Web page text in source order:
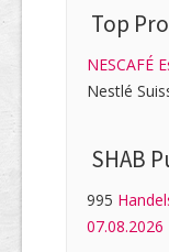
Top
NESCAFÉ
Nestlé
SHAB
995
07.08.2026